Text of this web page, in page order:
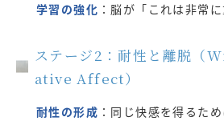
学習の強化 ：脳が「これは非常
ステージ2：耐性と離脱
ative Affect）
耐性の形成 ：同じ快感を得るた